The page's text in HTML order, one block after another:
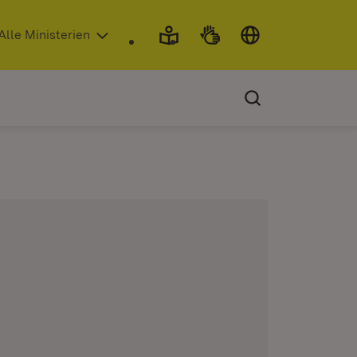
neuem Fenster)
Ministerien